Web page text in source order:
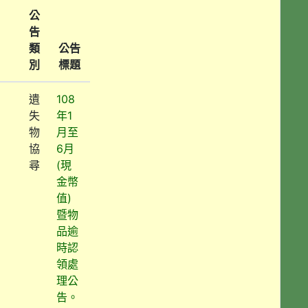
公
告
類
別
公告
標題
遺
失
物
協
尋
108
年1
月至
6月
(現
金幣
值)
暨物
品逾
時認
領處
理公
告。